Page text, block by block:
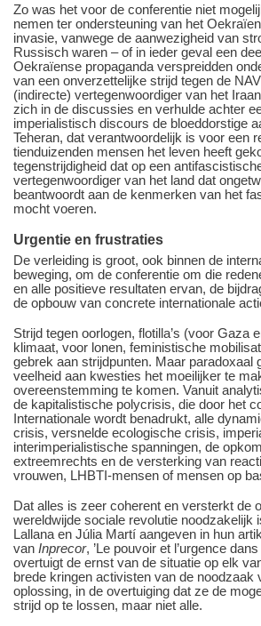
Zo was het voor de conferentie niet
nemen ter ondersteuning van het
invasie, vanwege de aanwezigheid van
Russisch waren – of in ieder geval een
Oekraïense propaganda verspreidden
van een onverzettelijke strijd tegen de
(indirecte) vertegenwoordiger van het
zich in de discussies en verhulde achter
imperialistisch discours de bloeddorstige
Teheran, dat verantwoordelijk is voor een
tienduizenden mensen het leven heeft
tegenstrijdigheid dat op een
vertegenwoordiger van het land dat
beantwoordt aan de kenmerken van het
mocht voeren.
Urgentie en frustraties
De verleiding is groot, ook binnen de
beweging, om de conferentie om die
en alle positieve resultaten ervan, de
de opbouw van concrete internationale
Strijd tegen oorlogen, flotilla’s (voor Gaza
klimaat, voor lonen, feministische
gebrek aan strijdpunten. Maar paradoxaal
veelheid aan kwesties het moeilijker te
overeenstemming te komen. Vanuit
de kapitalistische polycrisis, die door het
Internationale wordt benadrukt, alle
crisis, versnelde ecologische crisis,
interimperialistische spanningen, de
extreemrechts en de versterking van
vrouwen, LHBTI-mensen of mensen op
Dat alles is zeer coherent en versterkt de
wereldwijde sociale revolutie noodzakelijk
Lallana en Júlia Martí aangeven in hun
van Inprecor, ’Le pouvoir et l’urgence
overtuigt de ernst van de situatie op elk
brede kringen activisten van de noodzaak
oplossing, in de overtuiging dat ze de
strijd op te lossen, maar niet alle.